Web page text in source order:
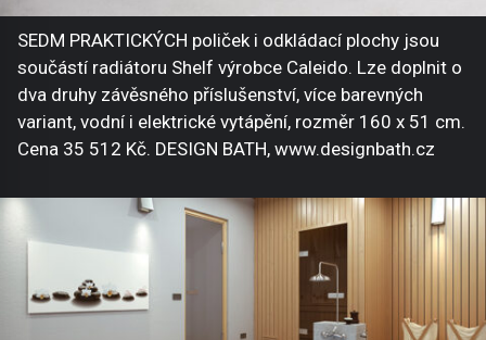
SEDM PRAKTICKÝCH poliček i odkládací plochy jsou
součástí radiátoru Shelf výrobce Caleido. Lze doplnit o
dva druhy závěsného příslušenství, více barevných
variant, vodní i elektrické vytápění, rozměr 160 x 51 cm.
Cena 35 512 Kč. DESIGN BATH, www.designbath.cz